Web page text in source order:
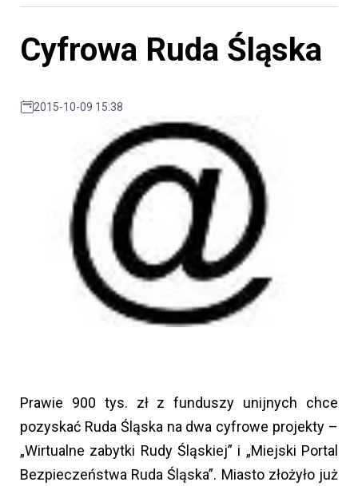
Cyfrowa Ruda Śląska
2015-10-09 15:38
Prawie 900 tys. zł z funduszy unijnych chce
pozyskać Ruda Śląska na dwa cyfrowe projekty –
„Wirtualne zabytki Rudy Śląskiej” i „Miejski Portal
Bezpieczeństwa Ruda Śląska”. Miasto złożyło już